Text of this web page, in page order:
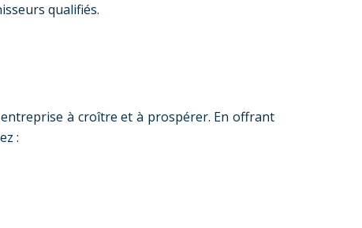
qualifiés.
à croître et à prospérer. En offrant
: